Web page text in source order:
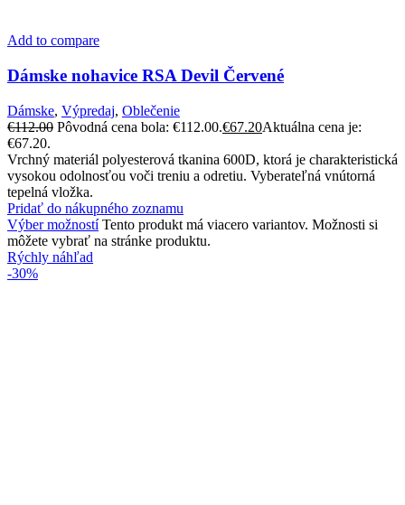
Add to compare
Dámske nohavice RSA Devil Červené
Dámske, Výpredaj, Oblečenie
€112.00 Pôvodná cena bola: €112.00.€67.20Aktuálna cena je:
€67.20.
Vrchný materiál polyesterová tkanina 600D, ktorá je charakteristická
vysokou odolnosťou voči treniu a odretiu. Vyberateľná vnútorná
tepelná vložka.
Pridať do nákupného zoznamu
Výber možností Tento produkt má viacero variantov. Možnosti si
môžete vybrať na stránke produktu.
Rýchly náhľad
-30%